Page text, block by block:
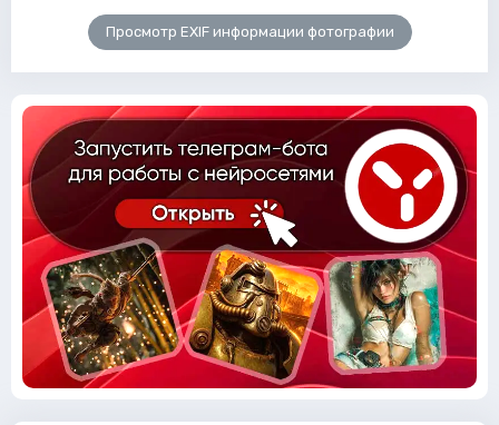
Просмотр EXIF информации фотографии